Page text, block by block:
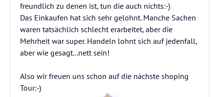
freundlich zu denen ist, tun die auch nichts:-)
Das Einkaufen hat sich sehr gelohnt. Manche Sachen
waren tatsächlich schlecht erarbeitet, aber die
Mehrheit war super. Handeln lohnt sich auf jedenfall,
aber wie gesagt...nett sein!
Also wir freuen uns schon auf die nächste shoping
Tour:-)